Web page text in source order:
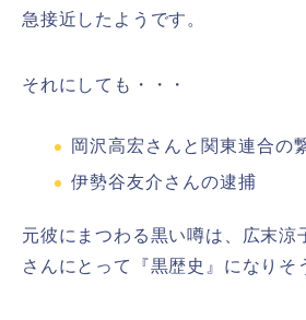
急接近したようです。
それにしても・・・
岡沢高宏さんと関東連合の
伊勢谷友介さんの逮捕
元彼にまつわる黒い噂は、広末涼
さんにとって『黒歴史』になりそ